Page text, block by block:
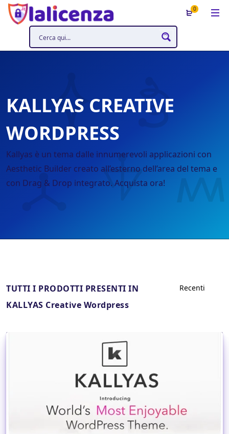
0
KALLYAS CREATIVE
WORDPRESS
Kallyas è un tema dalle innumerevoli applicazioni con
Aesthetic Builder creato all’esterno dell’area del tema e
con Drag & Drop integrato. Acquista ora!
TUTTI I PRODOTTI PRESENTI IN
KALLYAS Creative Wordpress